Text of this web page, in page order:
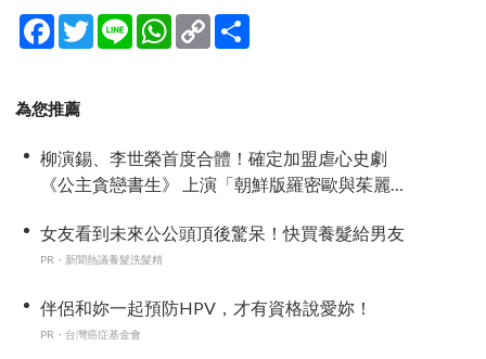
Facebook
TwitterLine WhatsApp
Copy
Link
為您推薦
柳演錫、李世榮首度合體！確定加盟虐心史劇
《公主貪戀書生》 上演「朝鮮版羅密歐與茱麗
女友看到未來公公頭頂後驚呆！快買養髮給男友
PR・新聞熱議養髮洗髮精
伴侶和妳一起預防HPV，才有資格說愛妳！
PR・台灣癌症基金會